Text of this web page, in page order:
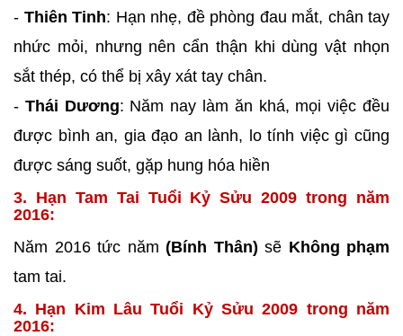
- Thiên Tinh: Hạn nhẹ, đề phòng đau mắt, chân tay
nhức mỏi, nhưng nên cẩn thận khi dùng vật nhọn
sắt thép, có thể bị xây xát tay chân.
- Thái Dương: Năm nay làm ăn khá, mọi việc đều
được bình an, gia đạo an lành, lo tính việc gì cũng
được sáng suốt, gặp hung hóa hiền
3. Hạn Tam Tai Tuổi Kỷ Sửu 2009 trong năm
2016:
Năm 2016 tức năm (Bính Thân) sẽ Không phạm
tam tai.
4. Hạn Kim Lâu Tuổi Kỷ Sửu 2009 trong năm
2016: